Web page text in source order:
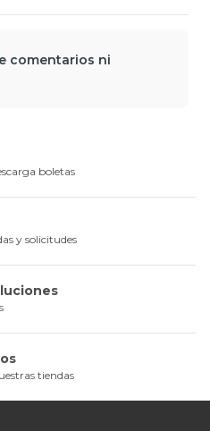
comentarios ni
boletas
y solicitudes
tiendas